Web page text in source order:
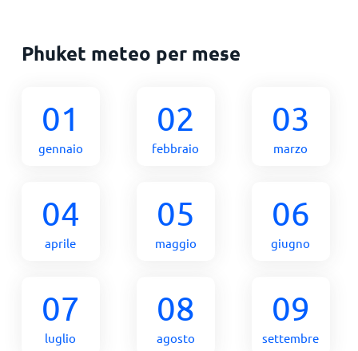
Phuket meteo per mese
01
gennaio
02
febbraio
03
marzo
04
aprile
05
maggio
06
giugno
07
luglio
08
agosto
09
settembre